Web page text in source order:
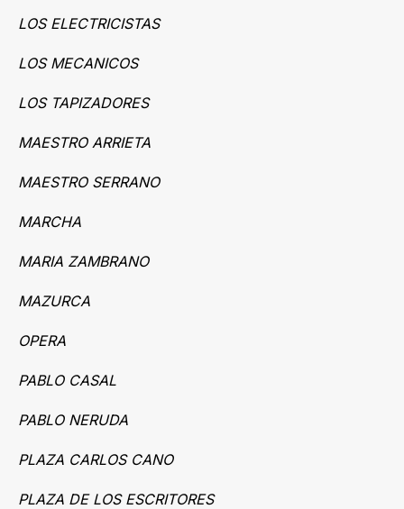
LOS ELECTRICISTAS
LOS MECANICOS
LOS TAPIZADORES
MAESTRO ARRIETA
MAESTRO SERRANO
MARCHA
MARIA ZAMBRANO
MAZURCA
OPERA
PABLO CASAL
PABLO NERUDA
PLAZA CARLOS CANO
PLAZA DE LOS ESCRITORES